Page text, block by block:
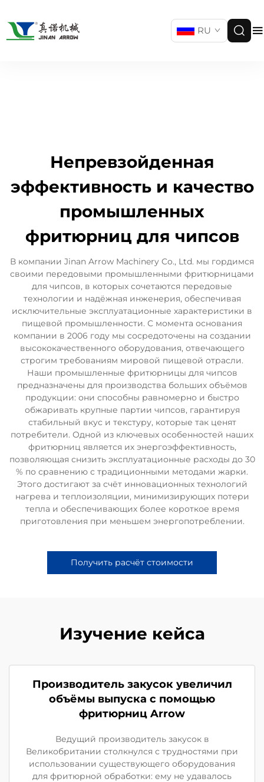
RU
Непревзойденная
эффективность и качество
промышленных
фритюрниц для чипсов
В компании Jinan Arrow Machinery Co., Ltd. мы гордимся
своими передовыми промышленными фритюрницами
для чипсов, в которых сочетаются передовые
технологии и надёжная инженерия, обеспечивая
исключительные эксплуатационные характеристики в
пищевой промышленности. С момента основания
компании в 2006 году мы сосредоточены на создании
высококачественного оборудования, отвечающего
строгим требованиям мировой пищевой отрасли.
Наши промышленные фритюрницы для чипсов
предназначены для производства больших объёмов
продукции: они способны равномерно и быстро
обжаривать крупные партии чипсов, гарантируя
стабильный вкус и текстуру, которые так ценят
потребители. Одной из ключевых особенностей наших
фритюрниц является их энергоэффективность,
позволяющая снизить эксплуатационные расходы до 30
% по сравнению с традиционными методами жарки.
Этого достигают за счёт инновационных технологий
нагрева и теплоизоляции, минимизирующих потери
тепла и обеспечивающих более короткое время
приготовления при меньшем энергопотреблении.
Получить расчёт стоимости
Изучение кейса
Производитель закусок увеличил
объёмы выпуска с помощью
фритюрниц Arrow
Ведущий производитель закусок в
Великобритании столкнулся с трудностями при
использовании существующего оборудования
для фритюрной обработки: ему не удавалось